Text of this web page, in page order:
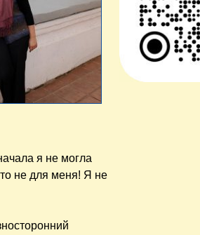
я не могла
не для меня! Я не